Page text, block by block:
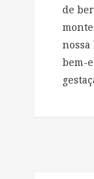
de
nossa
bem-